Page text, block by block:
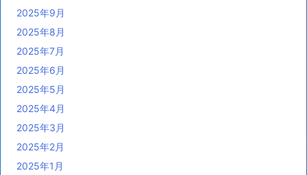
2025年9月
2025年8月
2025年7月
2025年6月
2025年5月
2025年4月
2025年3月
2025年2月
2025年1月